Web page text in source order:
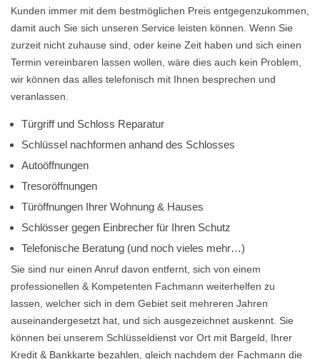
Kunden immer mit dem bestmöglichen Preis entgegenzukommen,
damit auch Sie sich unseren Service leisten können. Wenn Sie
zurzeit nicht zuhause sind, oder keine Zeit haben und sich einen
Termin vereinbaren lassen wollen, wäre dies auch kein Problem,
wir können das alles telefonisch mit Ihnen besprechen und
veranlassen.
Türgriff und Schloss Reparatur
Schlüssel nachformen anhand des Schlosses
Autoöffnungen
Tresoröffnungen
Türöffnungen Ihrer Wohnung & Hauses
Schlösser gegen Einbrecher für Ihren Schutz
Telefonische Beratung (und noch vieles mehr…)
Sie sind nur einen Anruf davon entfernt, sich von einem
professionellen & Kompetenten Fachmann weiterhelfen zu
lassen, welcher sich in dem Gebiet seit mehreren Jahren
auseinandergesetzt hat, und sich ausgezeichnet auskennt. Sie
können bei unserem Schlüsseldienst vor Ort mit Bargeld, Ihrer
Kredit & Bankkarte bezahlen, gleich nachdem der Fachmann die